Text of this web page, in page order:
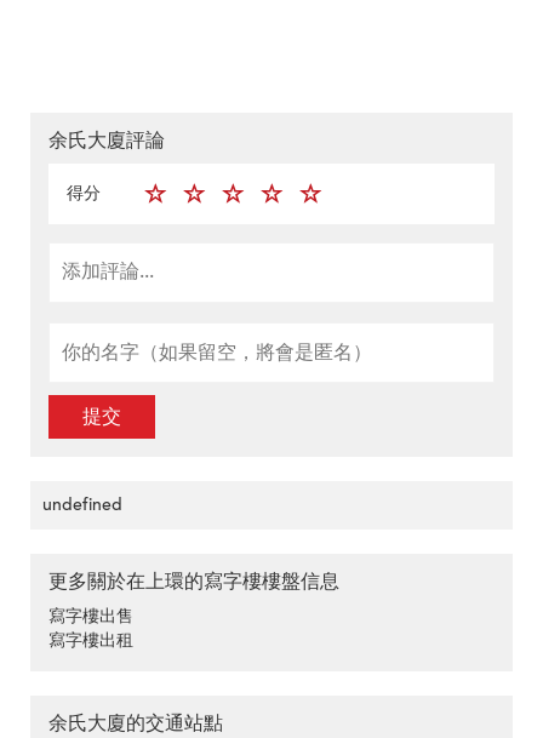
余氏大廈評論
得分
提交
undefined
更多關於在上環的寫字樓樓盤信息
寫字樓出售
寫字樓出租
余氏大廈的交通站點